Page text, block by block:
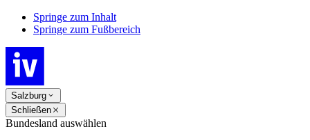
Springe zum Inhalt
Springe zum Fußbereich
Salzburg
Schließen
Bundesland auswählen